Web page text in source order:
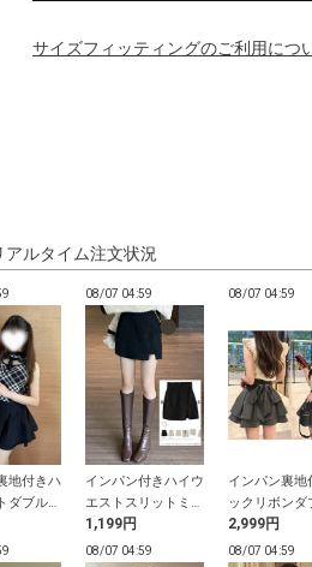
サイズフィッティングのご利用につ
アルタイム注文状況
地付きハ
ダブルフ
08/07 04:59
インパン付きハイウ
エストスリットミニ
スカート
1,199円
08/07 04:59
インパン裏地
ックリボンダ
レアミニスカ
2,999円
08/07 04:59 08/07 04:59